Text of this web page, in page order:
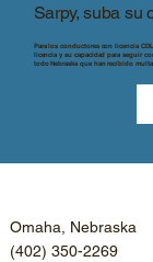
Sarpy, suba su
Para los conductores con licencia
licencia y su capacidad para seguir
todo Nebraska que han recibido
Omaha, Nebraska
(402) 350-2269